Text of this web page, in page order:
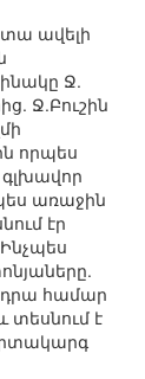
ավելի
Ջ.
Ջ.Բուշին
որպես
գլխավոր
առաջին
էր
համար
տեսնում է